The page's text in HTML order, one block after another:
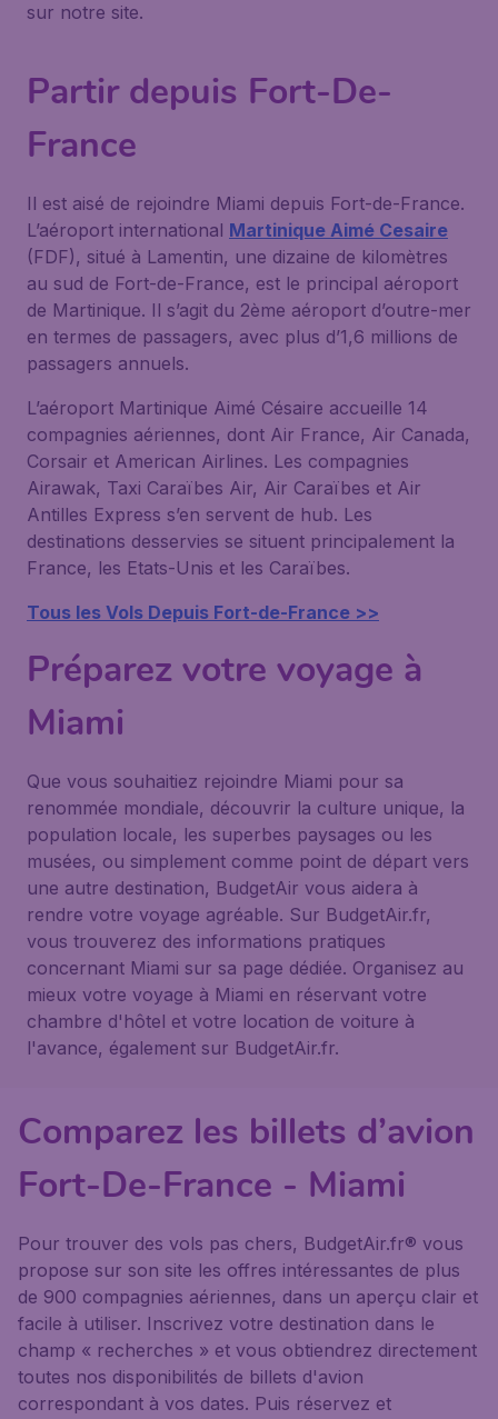
sur notre site.
Partir depuis Fort-De-
France
Il est aisé de rejoindre Miami depuis Fort-de-France.
L’aéroport international Martinique Aimé Cesaire
(FDF), situé à Lamentin, une dizaine de kilomètres
au sud de Fort-de-France, est le principal aéroport
de Martinique. Il s’agit du 2ème aéroport d’outre-mer
en termes de passagers, avec plus d’1,6 millions de
passagers annuels.
L’aéroport Martinique Aimé Césaire accueille 14
compagnies aériennes, dont Air France, Air Canada,
Corsair et American Airlines. Les compagnies
Airawak, Taxi Caraïbes Air, Air Caraïbes et Air
Antilles Express s’en servent de hub. Les
destinations desservies se situent principalement la
France, les Etats-Unis et les Caraïbes.
Tous les Vols Depuis Fort-de-France >>
Préparez votre voyage à
Miami
Que vous souhaitiez rejoindre Miami pour sa
renommée mondiale, découvrir la culture unique, la
population locale, les superbes paysages ou les
musées, ou simplement comme point de départ vers
une autre destination, BudgetAir vous aidera à
rendre votre voyage agréable. Sur BudgetAir.fr,
vous trouverez des informations pratiques
concernant Miami sur sa page dédiée. Organisez au
mieux votre voyage à Miami en réservant votre
chambre d'hôtel et votre location de voiture à
l'avance, également sur BudgetAir.fr.
Comparez les billets d’avion
Fort-De-France - Miami
Pour trouver des vols pas chers, BudgetAir.fr® vous
propose sur son site les offres intéressantes de plus
de 900 compagnies aériennes, dans un aperçu clair et
facile à utiliser. Inscrivez votre destination dans le
champ « recherches » et vous obtiendrez directement
toutes nos disponibilités de billets d'avion
correspondant à vos dates. Puis réservez et